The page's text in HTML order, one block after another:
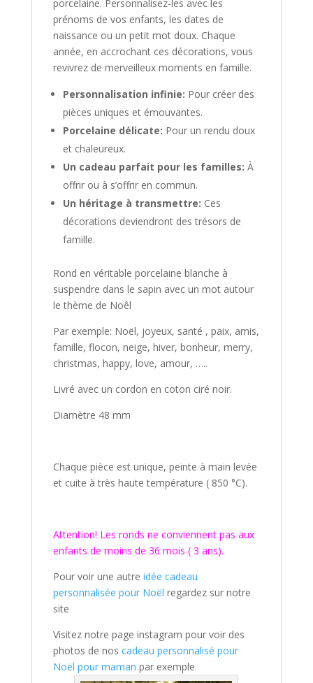
porcelaine. Personnalisez-les avec les
prénoms de vos enfants, les dates de
naissance ou un petit mot doux. Chaque
année, en accrochant ces décorations, vous
revivrez de merveilleux moments en famille.
Personnalisation infinie: Pour créer des
pièces uniques et émouvantes.
Porcelaine délicate: Pour un rendu doux
et chaleureux.
Un cadeau parfait pour les familles: À
offrir ou à s’offrir en commun.
Un héritage à transmettre: Ces
décorations deviendront des trésors de
famille.
Rond en véritable porcelaine blanche à
suspendre dans le sapin avec un mot autour
le thème de Noêl
Par exemple: Noël, joyeux, santé , paix, amis,
famille, flocon, neige, hiver, bonheur, merry,
christmas, happy, love, amour, …..
Livré avec un cordon en coton ciré noir.
Diamètre 48 mm
Chaque pièce est unique, peinte à main levée
et cuite à très haute température ( 850 °C).
Attention! Les ronds ne conviennent pas aux
enfants de moins de 36 mois ( 3 ans).
Pour voir une autre idée cadeau
personnalisée pour Noël regardez sur notre
site
Visitez notre page instagram pour voir des
photos de nos cadeau personnalisé pour
Noël pour maman par exemple